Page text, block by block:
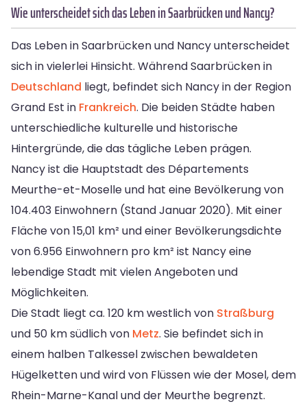
Wie unterscheidet sich das Leben in Saarbrücken und Nancy?
Das Leben in Saarbrücken und Nancy unterscheidet
sich in vielerlei Hinsicht. Während Saarbrücken in
Deutschland liegt, befindet sich Nancy in der Region
Grand Est in Frankreich. Die beiden Städte haben
unterschiedliche kulturelle und historische
Hintergründe, die das tägliche Leben prägen.
Nancy ist die Hauptstadt des Départements
Meurthe-et-Moselle und hat eine Bevölkerung von
104.403 Einwohnern (Stand Januar 2020). Mit einer
Fläche von 15,01 km² und einer Bevölkerungsdichte
von 6.956 Einwohnern pro km² ist Nancy eine
lebendige Stadt mit vielen Angeboten und
Möglichkeiten.
Die Stadt liegt ca. 120 km westlich von Straßburg
und 50 km südlich von Metz. Sie befindet sich in
einem halben Talkessel zwischen bewaldeten
Hügelketten und wird von Flüssen wie der Mosel, dem
Rhein-Marne-Kanal und der Meurthe begrenzt.